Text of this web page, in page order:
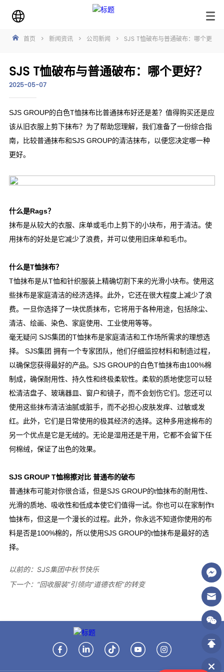
首页 > 新闻资讯 > 公司新闻 > SJS T恤破布与普通破布：哪个更好？
SJS T恤破布与普通破布：哪个更好？
2025-05-07
以前的：SJS集团中秋节快乐
下一个： “回收服装”引领向“道德衣柜”的转变